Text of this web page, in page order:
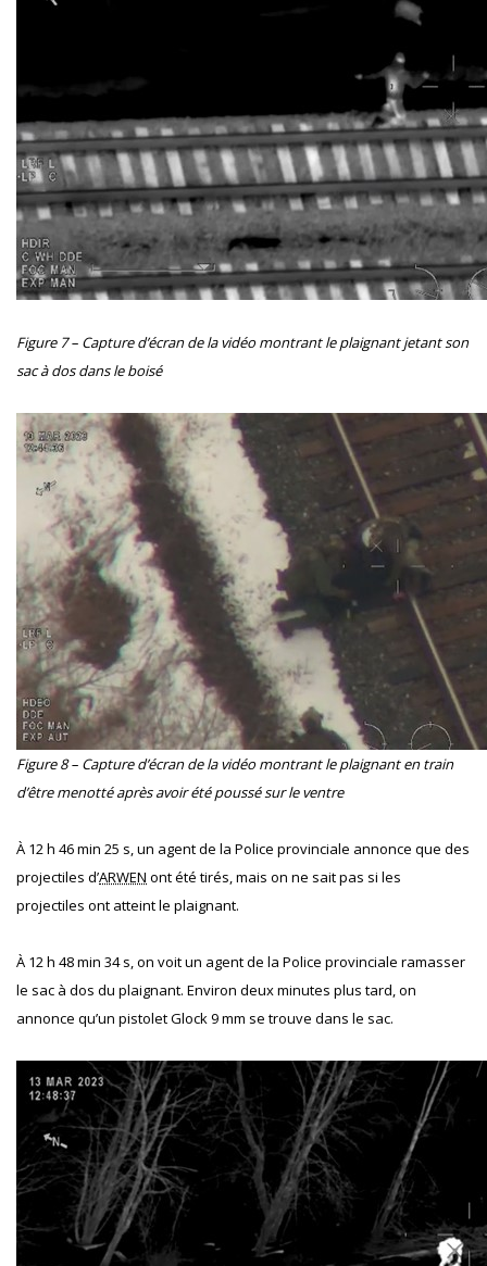
Figure 7 – Capture d’écran de la vidéo montrant le plaignant jetant son
sac à dos dans le boisé
Figure 8 – Capture d’écran de la vidéo montrant le plaignant en train
d’être menotté après avoir été poussé sur le ventre
À 12 h 46 min 25 s, un agent de la Police provinciale annonce que des
projectiles d’ARWEN ont été tirés, mais on ne sait pas si les
projectiles ont atteint le plaignant.
À 12 h 48 min 34 s, on voit un agent de la Police provinciale ramasser
le sac à dos du plaignant. Environ deux minutes plus tard, on
annonce qu’un pistolet Glock 9 mm se trouve dans le sac.